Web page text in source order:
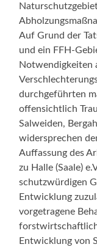
Auf Grund der
und ein FFH-
Notwendigkeiten
durchgeführten
offensichtlich
Salweiden,
widersprechen
Auffassung des
zu Halle (Saale)
schutzwürdigen
Entwicklung
vorgetragene
Entwicklung von